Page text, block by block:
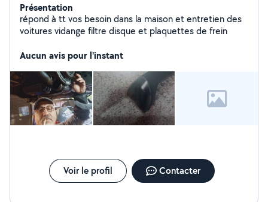
Présentation
répond à tt vos besoin dans la maison et entretien des
voitures vidange filtre disque et plaquettes de frein
Aucun avis pour l'instant
Voir le profil Contacter